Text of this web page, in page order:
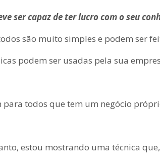
ser capaz de ter lucro com o seu
são muito simples e podem ser
podem ser usadas pela sua
para todos que tem um negócio
estou mostrando uma técnica